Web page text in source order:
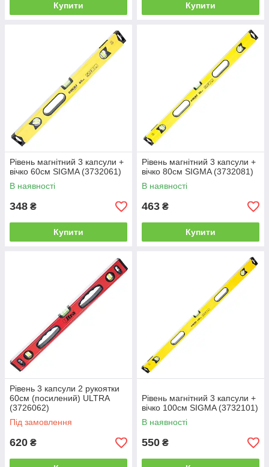
Купити Купити
Рівень магнітний 3 капсули +
вічко 60см SIGMA (3732061)
В наявності
348 ₴
Купити
Рівень магнітний 3 капсули +
вічко 80см SIGMA (3732081)
В наявності
463 ₴
Купити
Рівень 3 капсули 2 рукоятки
60см (посилений) ULTRA
(3726062)
Під замовлення
620 ₴
Рівень магнітний 3 капсули +
вічко 100см SIGMA (3732101)
В наявності
550 ₴